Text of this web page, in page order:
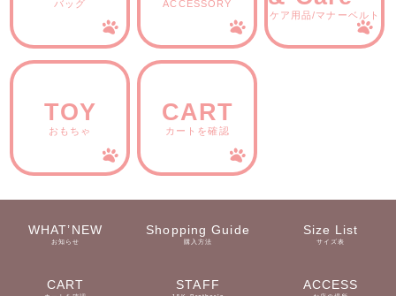
バッグ ACCESSORY
ケア用品/マナーベルト
TOY
おもちゃ
CART
カートを確認
WHAT’NEW
お知らせ
Shopping Guide
購入方法
Size List
サイズ表
CART STAFF ACCESS